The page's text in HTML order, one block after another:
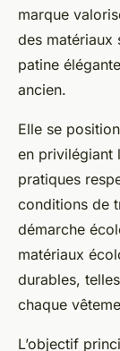
marque
des matériaux
patine
ancien.
Elle se
en privilégiant
pratiques
conditions de
démarche
matériaux
durables,
chaque
L’objectif